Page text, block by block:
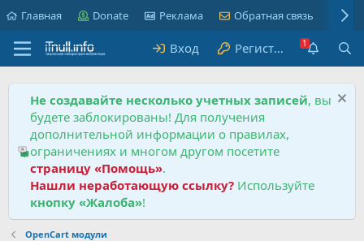
Главная Donate Реклама Обратная связь
Вход Регистрация
Не создавайте несколько учетных записей, вы
будете заблокированы! Для получения
дополнительной информации о правилах,
ограничениях и многом другом посетите
страницу «Помощь».
Нашли неработающую ссылку? Используйте
кнопку «Жалоба»!
OpenCart модули